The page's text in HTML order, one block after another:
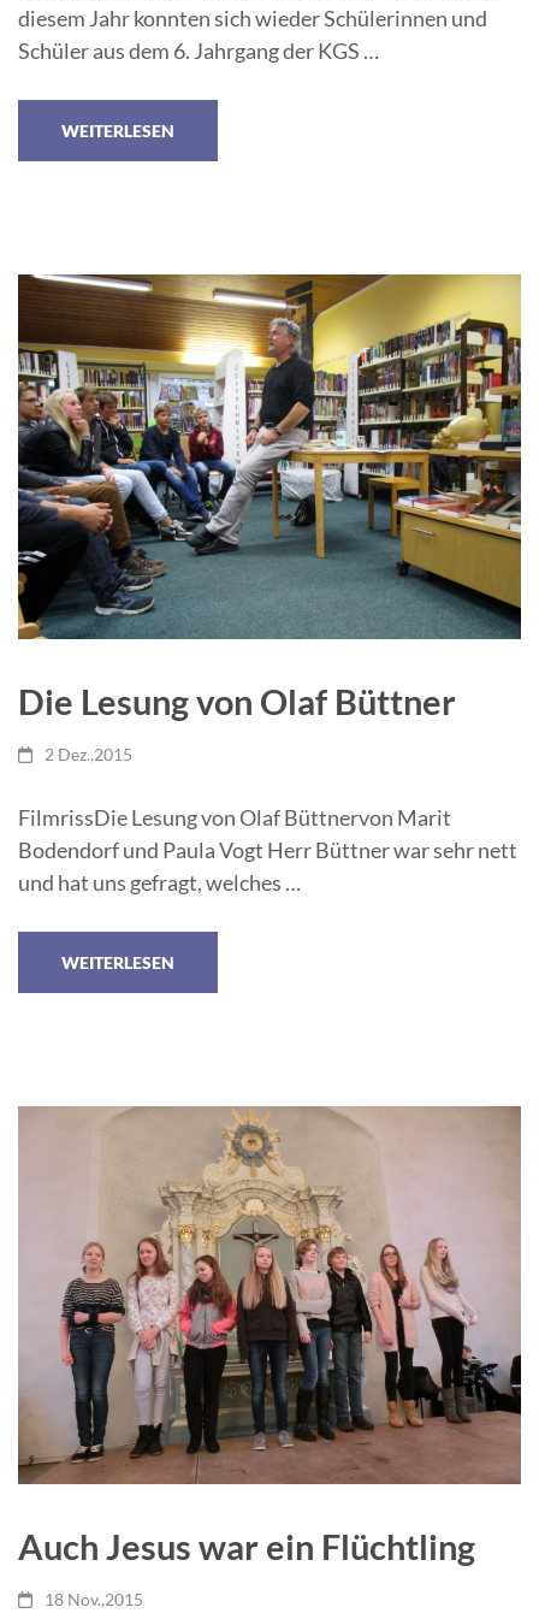
diesem Jahr konnten sich wieder Schülerinnen und
Schüler aus dem 6. Jahrgang der KGS …
WEITERLESEN
Die Lesung von Olaf Büttner
2 Dez.,2015
FilmrissDie Lesung von Olaf Büttnervon Marit
Bodendorf und Paula Vogt Herr Büttner war sehr nett
und hat uns gefragt, welches …
WEITERLESEN
Auch Jesus war ein Flüchtling
18 Nov.,2015